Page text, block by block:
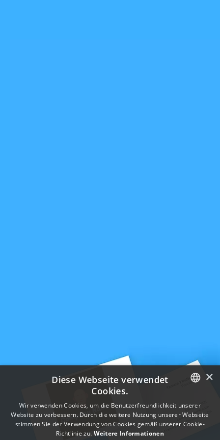
ENGLISH
FRENCH
×
Diese Webseite verwendet
Cookies.
Wir verwenden Cookies, um die Benutzerfreundlichkeit unserer
Website zu verbessern. Durch die weitere Nutzung unserer Webseite
stimmen Sie der Verwendung von Cookies gemäß unserer Cookie-
Richtlinie zu. Weitere Informationen